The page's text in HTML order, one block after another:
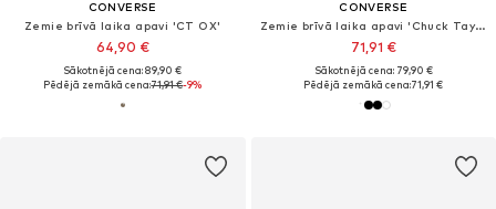
CONVERSE
Zemie brīvā laika apavi 'CT OX'
64,90 €
Sākotnējā cena: 89,90 €
Pēdējā zemākā cena:71,91 €-9%
CONVERSE
Zemie brīvā laika apavi 'Chuck Taylor All Star Leather'
71,91 €
Sākotnējā cena: 79,90 €
Pēdējā zemākā cena:71,91 €